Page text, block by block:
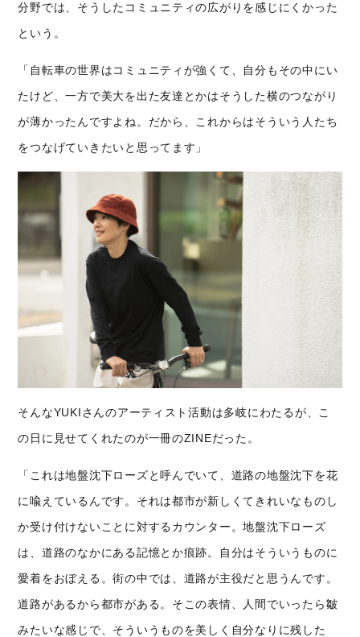
分野では、そうしたコミュニティの広がりを感じにくかった
という。
「自転車の世界はコミュニティが強くて、自分もその中にい
たけど、一方で美大を出た友達とかはそうした横のつながり
が薄かったんですよね。だから、これからはそういう人たち
をつなげていきたいと思ってます」
そんなYUKIさんのアーティスト活動は多岐にわたるが、こ
の日に見せてくれたのが一冊のZINEだった。
「これは地盤沈下ローズと呼んでいて、道路の地盤沈下を花
に喩えているんです。それは都市が新しくてきれいなものし
か受け付けないことに対するカウンター。地盤沈下ローズ
は、道路のなかにある記憶とか痕跡。自分はそういうものに
愛着をおぼえる。街の中では、道路が主役だと思うんです。
道路があるから都市がある。そこの表情、人間でいったら皺
みたいな感じで、そういうものを美しく自分なりに残した